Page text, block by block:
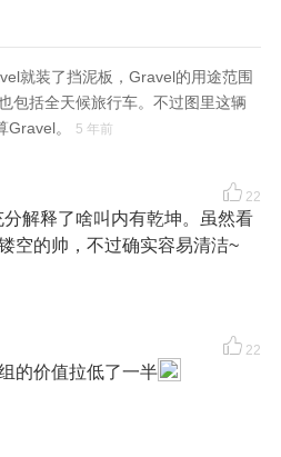
就装了挡泥板，Gravel的用途范围
包括全天候旅行车。不过图里这辆
。
5 年前
22
解释了啥叫内有乾坤。虽然看
空的帅，不过确实容易清洁~
22
的价值拉低了一半